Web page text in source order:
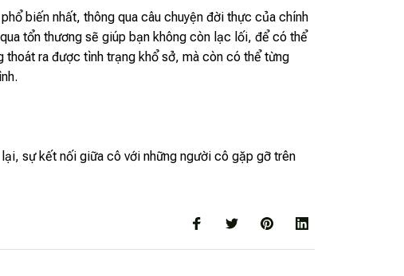
biến nhất, thông qua câu chuyện đời thực của chính
tổn thương sẽ giúp bạn không còn lạc lối, để có thể
thoát ra được tình trạng khổ sở, mà còn có thể từng
sự kết nối giữa cô với những người cô gặp gỡ trên